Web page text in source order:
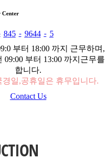
Center
845 - 9644 - 5
부터 18:00 까지 근무하며,
09:00 부터 13:00 까지근무를
합니다.
경일,공휴일은 휴무입니다.
Contact Us